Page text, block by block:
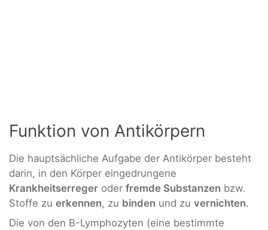
Funktion von Antikörpern
Die hauptsächliche Aufgabe der Antikörper besteht
darin, in den Körper eingedrungene
Krankheitserreger oder fremde Substanzen bzw.
Stoffe zu erkennen, zu binden und zu vernichten.
Die von den B-Lymphozyten (eine bestimmte